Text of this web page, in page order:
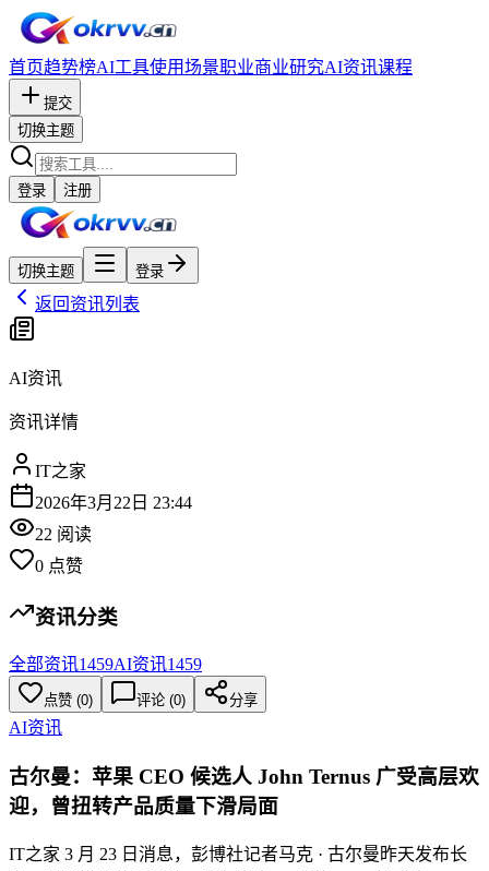
首页趋势榜AI工具使用场景职业商业研究AI资讯课程
提交
切换主题
登录 注册
切换主题 登录
返回资讯列表
AI资讯
资讯详情
IT之家
2026年3月22日 23:44
22 阅读
0 点赞
资讯分类
全部资讯1459AI资讯1459
点赞 (0) 评论 (0) 分享
AI资讯
古尔曼：苹果 CEO 候选人 John Ternus 广受高层欢
迎，曾扭转产品质量下滑局面
IT之家 3 月 23 日消息，彭博社记者马克 · 古尔曼昨天发布长